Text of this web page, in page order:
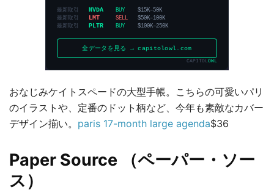
おなじみケイトスペードの大型手帳。こちらの可愛いパリ
のイラストや、定番のドット柄など、今年も素敵なカバー
デザイン揃い。 paris 17-month large agenda$36
Paper Source （ペーパー・ソー
ス）